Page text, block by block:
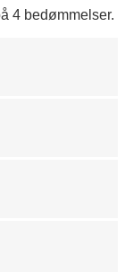
4 bedømmelser.